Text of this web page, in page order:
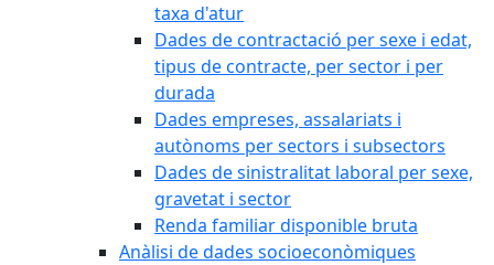
taxa d'atur
Dades de contractació per sexe i edat,
tipus de contracte, per sector i per
durada
Dades empreses, assalariats i
autònoms per sectors i subsectors
Dades de sinistralitat laboral per sexe,
gravetat i sector
Renda familiar disponible bruta
Anàlisi de dades socioeconòmiques